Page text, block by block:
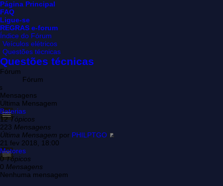
Página Principal
FAQ
Ligue-se
REGRAS e-forum
Índice do Fórum
Veículos elétricos
Questões técnicas
Questões técnicas
Fórum
Fórum
Mensagens
Última Mensagem
Baterias
12Tópicos
223 Mensagens
Última Mensagem por PHILPTGO
21 fev 2018, 18:00
Motores
0Tópicos
0 Mensagens
Nenhuma mensagem